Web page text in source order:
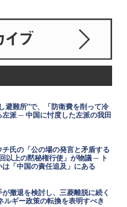
避難所"で、「防衛費を削って冷
派 ─ 中国に忖度した左派の我田
チ氏の「公の場の発言と矛盾する
以上の黙秘権行使」が物議 ─ ト
「中国の責任追及」にある
撤退を検討し、三菱離脱に続く
ギー政策の転換を表明すべき